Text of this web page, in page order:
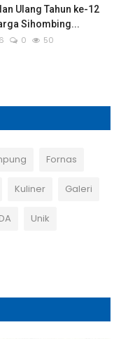
Ulang Tahun ke-12
Sihombing...
0 50
Fornas
Kuliner Galeri
Unik